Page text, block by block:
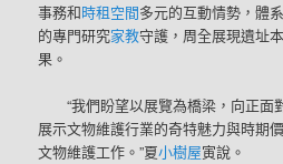
事務和時租空間多元的互動情勢，體
的專門研究家教守護，周全展現遺址
果。
“我們盼望以展覽為橋梁，向正
展示文物維護行業的奇特魅力與時期
文物維護工作。”夏小樹屋寅說。